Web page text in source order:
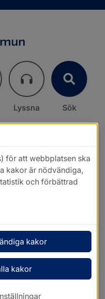
Lyssna Sök
för att webbplatsen ska
kakor är nödvändiga,
och förbättrad
kakor
kakor